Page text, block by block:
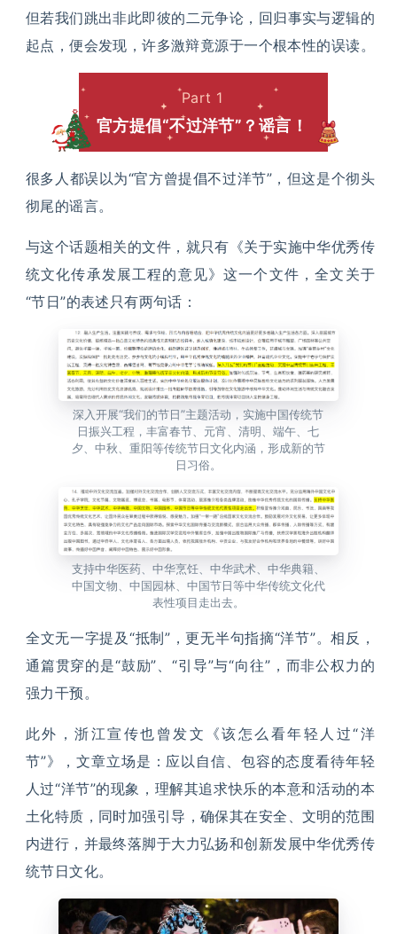
但若我们跳出非此即彼的二元争论，回归事实与逻辑的
起点，便会发现，许多激辩竟源于一个根本性的误读。
Part 1
官方提倡“不过洋节”？谣言！
很多人都误以为“官方曾提倡不过洋节”，但这是个彻头
彻尾的谣言。
与这个话题相关的文件，就只有《关于实施中华优秀传
统文化传承发展工程的意见》这一个文件，全文关于
“节日”的表述只有两句话：
深入开展“我们的节日”主题活动，实施中国传统节
日振兴工程，丰富春节、元宵、清明、端午、七
夕、中秋、重阳等传统节日文化内涵，形成新的节
日习俗。
支持中华医药、中华烹饪、中华武术、中华典籍、
中国文物、中国园林、中国节日等中华传统文化代
表性项目走出去。
全文无一字提及“抵制”，更无半句指摘“洋节”。相反，
通篇贯穿的是“鼓励”、“引导”与“向往”，而非公权力的
强力干预。
此外，浙江宣传也曾发文《该怎么看年轻人过“洋
节”》，文章立场是：应以自信、包容的态度看待年轻
人过“洋节”的现象，理解其追求快乐的本意和活动的本
土化特质，同时加强引导，确保其在安全、文明的范围
内进行，并最终落脚于大力弘扬和创新发展中华优秀传
统节日文化。